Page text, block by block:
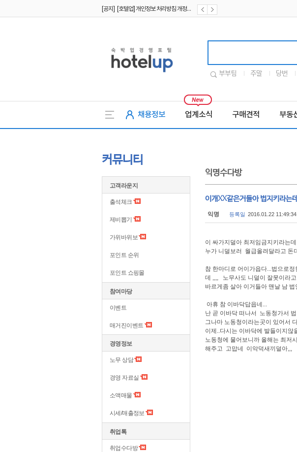
[공지] [호텔업] 개인정보 처리방침 개정본2 (19.09.02)
부부팀 주말 당번
채용정보 업계소식 구매견적 부동
커뮤니티
고객라운지
출석체크
제비뽑기
가위바위보
포인트 순위
포인트 쇼핑몰
참여마당
이벤트
매거진이벤트
경영정보
노무 상담
경영 자료실
소액매물
시세/매출정보
취업톡
취업수다방
익명수다방
이개XX같은거들아 법지키라는
익명 등록일 2016.01.22 11:49:34
이 싸가지덜아 최저임금지키라는
누가 니덜보러 월급올려달라고 돈
참 한마디로 어이가읍다...법으로
데 ,,,, 노무사도 니덜이 잘못이라
바르게좀 살아 이거들아 맨날 남
아휴 참 이바닥답읍네...
난 곧 이바닥 떠나서 노동청가서
그나마 노동청이라는곳이 있어서
이제..다시는 이바닥에 발들이지않
노동청에 물어보니까 올해는 최저
해주고 고맙네 이악덕새끼덜아,,,